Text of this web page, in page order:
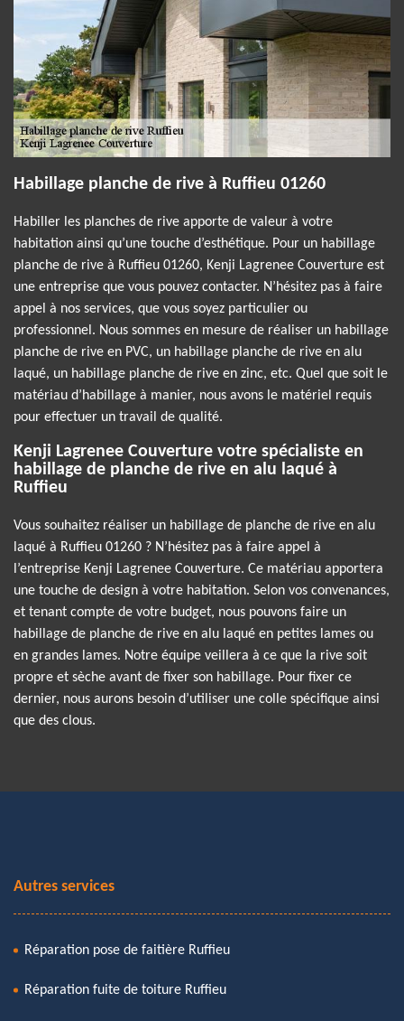
Habillage planche de rive à Ruffieu 01260
Habiller les planches de rive apporte de valeur à votre
habitation ainsi qu’une touche d’esthétique. Pour un habillage
planche de rive à Ruffieu 01260, Kenji Lagrenee Couverture est
une entreprise que vous pouvez contacter. N’hésitez pas à faire
appel à nos services, que vous soyez particulier ou
professionnel. Nous sommes en mesure de réaliser un habillage
planche de rive en PVC, un habillage planche de rive en alu
laqué, un habillage planche de rive en zinc, etc. Quel que soit le
matériau d’habillage à manier, nous avons le matériel requis
pour effectuer un travail de qualité.
Kenji Lagrenee Couverture votre spécialiste en
habillage de planche de rive en alu laqué à
Ruffieu
Vous souhaitez réaliser un habillage de planche de rive en alu
laqué à Ruffieu 01260 ? N’hésitez pas à faire appel à
l’entreprise Kenji Lagrenee Couverture. Ce matériau apportera
une touche de design à votre habitation. Selon vos convenances,
et tenant compte de votre budget, nous pouvons faire un
habillage de planche de rive en alu laqué en petites lames ou
en grandes lames. Notre équipe veillera à ce que la rive soit
propre et sèche avant de fixer son habillage. Pour fixer ce
dernier, nous aurons besoin d’utiliser une colle spécifique ainsi
que des clous.
Autres services
Réparation pose de faitière Ruffieu
Réparation fuite de toiture Ruffieu